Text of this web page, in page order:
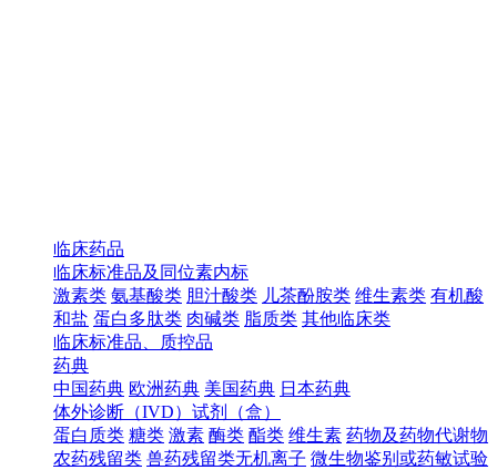
临床药品
临床标准品及同位素内标
激素类 氨基酸类 胆汁酸类 儿茶酚胺类 维生素类 有机酸
和盐 蛋白多肽类 肉碱类 脂质类 其他临床类
临床标准品、质控品
药典
中国药典 欧洲药典 美国药典 日本药典
体外诊断（IVD）试剂（盒）
蛋白质类 糖类 激素 酶类 酯类 维生素 药物及药物代谢物
农药残留类 兽药残留类无机离子 微生物鉴别或药敏试验